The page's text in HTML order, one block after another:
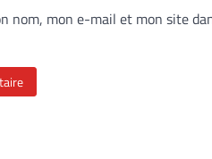
nom, mon e-mail et mon site